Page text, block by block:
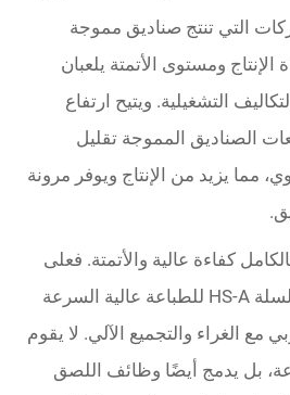
التي تنتج صناديق مموجة
الإنتاج ومستوى الأتمتة يلعبان
التشغيلية. ويتيح ارتفاع
الصناديق المموجة تقليل
مما يزيد من الإنتاج ويوفر مرونة
كفاءة عالية والأتمتة. فعلى
سبيل المثال، جهاز السلسلة HS-A للطباعة عالية السرعة
مع الغراء والتجميع الآلي. لا يقوم
بل يدمج أيضًا وظائف اللصق